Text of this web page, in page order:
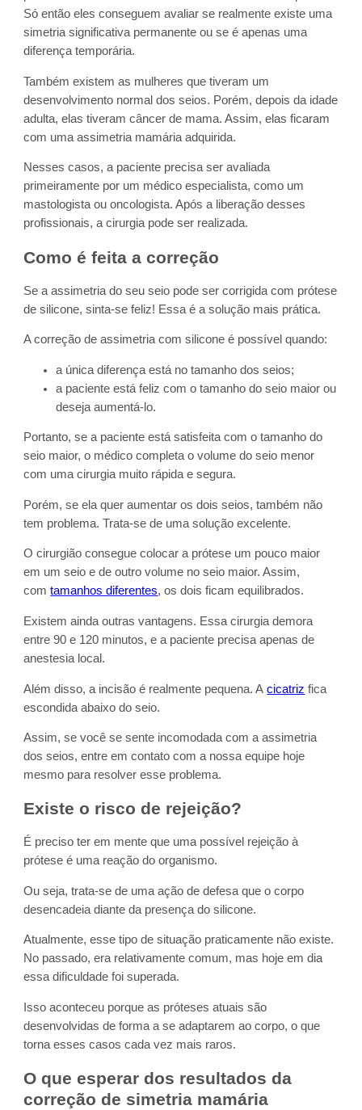
Só então eles conseguem avaliar se realmente existe uma
simetria significativa permanente ou se é apenas uma
diferença temporária.
Também existem as mulheres que tiveram um
desenvolvimento normal dos seios. Porém, depois da idade
adulta, elas tiveram câncer de mama. Assim, elas ficaram
com uma assimetria mamária adquirida.
Nesses casos, a paciente precisa ser avaliada
primeiramente por um médico especialista, como um
mastologista ou oncologista. Após a liberação desses
profissionais, a cirurgia pode ser realizada.
Como é feita a correção
Se a assimetria do seu seio pode ser corrigida com prótese
de silicone, sinta-se feliz! Essa é a solução mais prática.
A correção de assimetria com silicone é possível quando:
a única diferença está no tamanho dos seios;
a paciente está feliz com o tamanho do seio maior ou
deseja aumentá-lo.
Portanto, se a paciente está satisfeita com o tamanho do
seio maior, o médico completa o volume do seio menor
com uma cirurgia muito rápida e segura.
Porém, se ela quer aumentar os dois seios, também não
tem problema. Trata-se de uma solução excelente.
O cirurgião consegue colocar a prótese um pouco maior
em um seio e de outro volume no seio maior. Assim,
comtamanhos diferentes, os dois ficam equilibrados.
Existem ainda outras vantagens. Essa cirurgia demora
entre 90 e 120 minutos, e a paciente precisa apenas de
anestesia local.
Além disso, a incisão é realmente pequena. Acicatriz fica
escondida abaixo do seio.
Assim, se você se sente incomodada com a assimetria
dos seios, entre em contato com a nossa equipe hoje
mesmo para resolver esse problema.
Existe o risco de rejeição?
É preciso ter em mente que uma possível rejeição à
prótese é uma reação do organismo.
Ou seja, trata-se de uma ação de defesa que o corpo
desencadeia diante da presença do silicone.
Atualmente, esse tipo de situação praticamente não existe.
No passado, era relativamente comum, mas hoje em dia
essa dificuldade foi superada.
Isso aconteceu porque as próteses atuais são
desenvolvidas de forma a se adaptarem ao corpo, o que
torna esses casos cada vez mais raros.
O que esperar dos resultados da
correção de simetria mamária